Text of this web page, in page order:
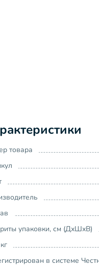
товара
упаковки, см (ДхШхВ)
в системе